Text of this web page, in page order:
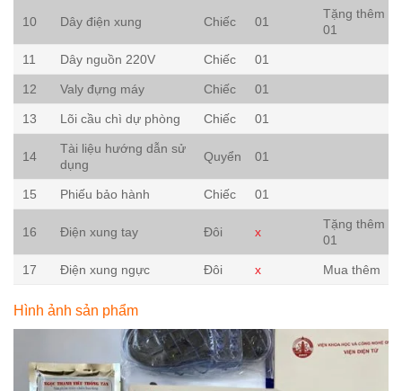
10 Dây điện xung Chiếc 01
Tặng thêm
01
11 Dây nguồn 220V Chiếc 01
12 Valy đựng máy Chiếc 01
13 Lõi cầu chì dự phòng Chiếc 01
14
Tài liệu hướng dẫn sử
dụng
Quyển 01
15 Phiếu bảo hành Chiếc 01
16 Điện xung tay Đôi x
Tặng thêm
01
17 Điện xung ngực Đôi x Mua thêm
Hình ảnh sản phẩm